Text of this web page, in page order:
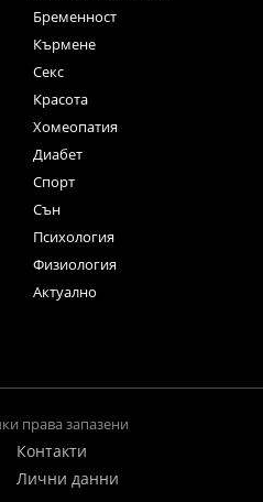
Бременност
Кърмене
Секс
Красота
Хомеопатия
Диабет
Спорт
Сън
Психология
Физиология
Актуално
права запазени
Контакти
Лични данни